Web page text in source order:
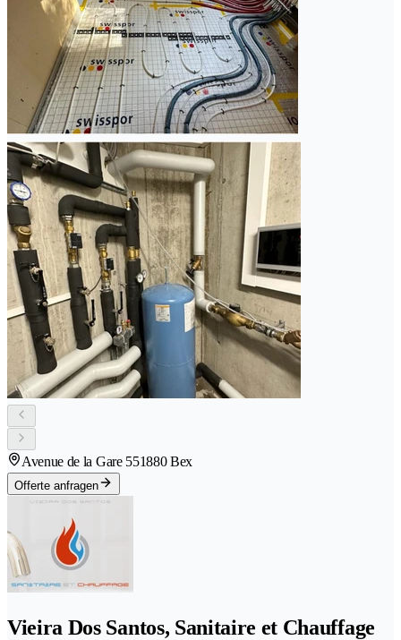
Avenue de la Gare 551880 Bex
Offerte anfragen
Vieira Dos Santos, Sanitaire et Chauffage